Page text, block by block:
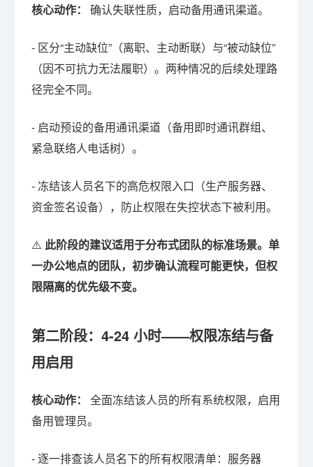
核心动作： 确认失联性质，启动备用通讯渠道。
- 区分“主动缺位”（离职、主动断联）与“被动缺位”
（因不可抗力无法履职）。两种情况的后续处理路
径完全不同。
- 启动预设的备用通讯渠道（备用即时通讯群组、
紧急联络人电话树）。
- 冻结该人员名下的高危权限入口（生产服务器、
资金签名设备），防止权限在失控状态下被利用。
⚠️ 此阶段的建议适用于分布式团队的标准场景。单
一办公地点的团队，初步确认流程可能更快，但权
限隔离的优先级不变。
第二阶段：4-24 小时——权限冻结与备
用启用
核心动作：
全面冻结该人员的所有系统权限，启用
备用管理员。
- 逐一排查该人员名下的所有权限清单：服务器